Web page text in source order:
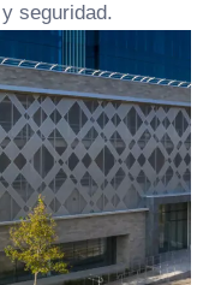
seguridad.